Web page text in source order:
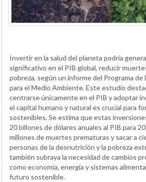
Invertir en la salud del planeta podría
significativo en el PIB global, reducir
pobreza, según un informe del Programa de
para el Medio Ambiente. Este estudio
centrarse únicamente en el PIB y adoptar
el capital humano y natural es crucial para
sostenibles. Se estima que estas
20 billones de dólares anuales al PIB para
millones de muertes prematuras y sacar a
personas de la desnutrición y la pobreza
también subraya la necesidad de cambios
como economía, energía y sistemas
futuro sostenible.